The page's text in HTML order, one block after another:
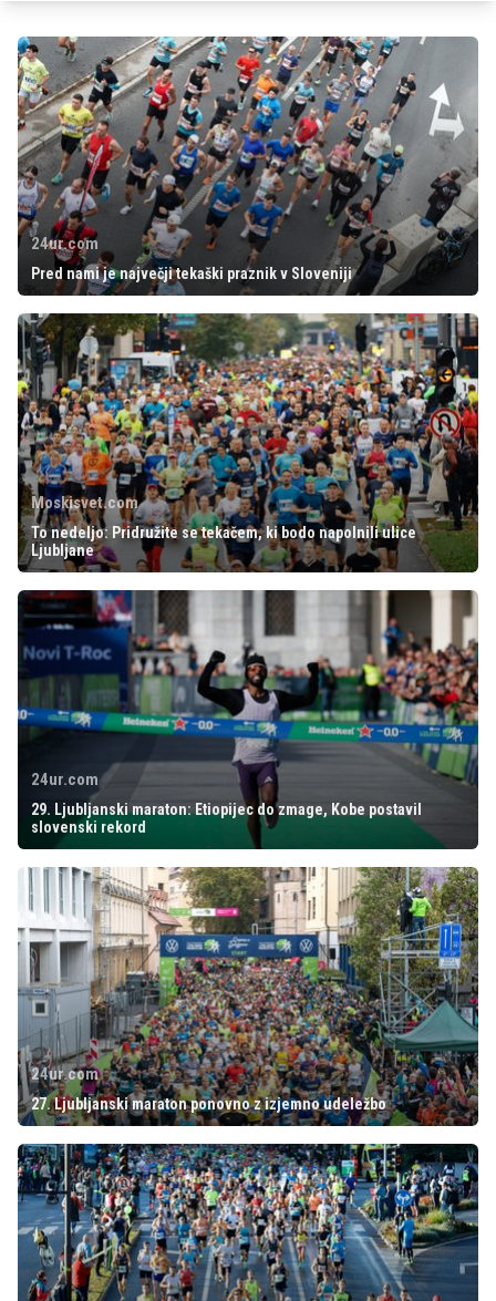
24ur.com
Pred nami je največji tekaški praznik v Sloveniji
Moskisvet.com
To nedeljo: Pridružite se tekačem, ki bodo napolnili ulice
Ljubljane
24ur.com
29. Ljubljanski maraton: Etiopijec do zmage, Kobe postavil
slovenski rekord
24ur.com
27. Ljubljanski maraton ponovno z izjemno udeležbo